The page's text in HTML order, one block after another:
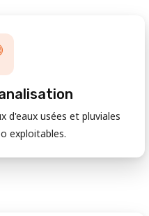
d'eaux usées et pluviales
exploitables.